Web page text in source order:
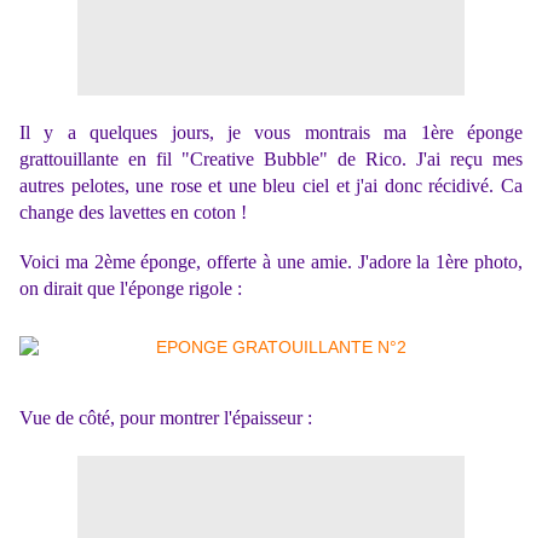
Il y a quelques jours, je vous montrais ma 1ère éponge
grattouillante en fil "Creative Bubble" de Rico. J'ai reçu mes
autres pelotes, une rose et une bleu ciel et j'ai donc récidivé. Ca
change des lavettes en coton !
Voici ma 2ème éponge, offerte à une amie. J'adore la 1ère photo,
on dirait que l'éponge rigole :
Vue de côté, pour montrer l'épaisseur :